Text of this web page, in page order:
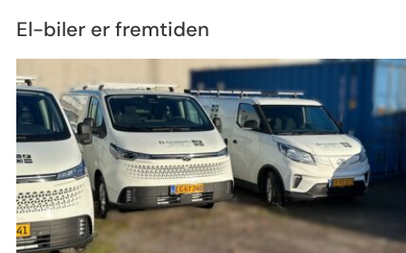
El-biler er fremtiden